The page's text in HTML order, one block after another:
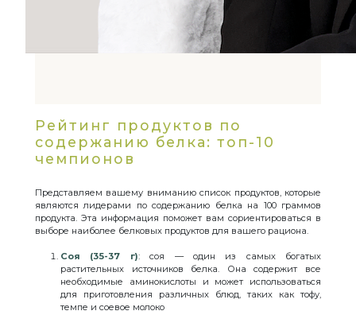
Рейтинг продуктов по
содержанию белка: топ-10
чемпионов
Представляем вашему вниманию список продуктов, которые
являются лидерами по содержанию белка на 100 граммов
продукта. Эта информация поможет вам сориентироваться в
выборе наиболее белковых продуктов для вашего рациона.
Соя (35-37 г): соя — один из самых богатых
растительных источников белка. Она содержит все
необходимые аминокислоты и может использоваться
для приготовления различных блюд, таких как тофу,
темпе и соевое молоко